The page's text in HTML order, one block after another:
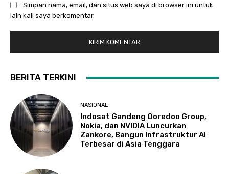
Simpan nama, email, dan situs web saya di browser ini untuk
lain kali saya berkomentar.
BERITA TERKINI
NASIONAL
Indosat Gandeng Ooredoo Group,
Nokia, dan NVIDIA Luncurkan
Zankore, Bangun Infrastruktur AI
Terbesar di Asia Tenggara